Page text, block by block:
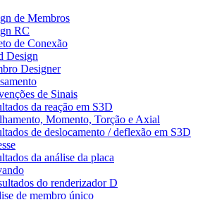
de Membros
RC
de Conexão
Design
Designer
de Sinais
da reação em S3D
Momento, Torção e Axial
de deslocamento / deflexão em S3D
da análise da placa
do renderizador D
de membro único